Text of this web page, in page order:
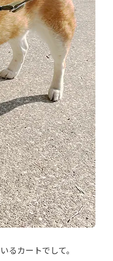
るカートでして。